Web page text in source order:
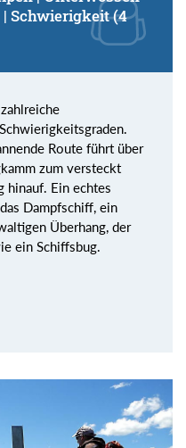
| Schwierigkeit (4
Route führt über
zum versteckt
hinauf. Ein echtes
Dampfschiff, ein
Überhang, der
ein Schiffsbug.